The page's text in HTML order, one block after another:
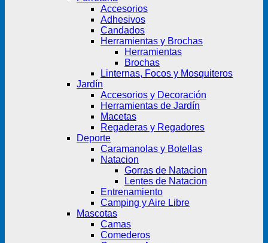
Accesorios
Adhesivos
Candados
Herramientas y Brochas
Herramientas
Brochas
Linternas, Focos y Mosquiteros
Jardín
Accesorios y Decoración
Herramientas de Jardín
Macetas
Regaderas y Regadores
Deporte
Caramanolas y Botellas
Natacion
Gorras de Natacion
Lentes de Natacion
Entrenamiento
Camping y Aire Libre
Mascotas
Camas
Comederos